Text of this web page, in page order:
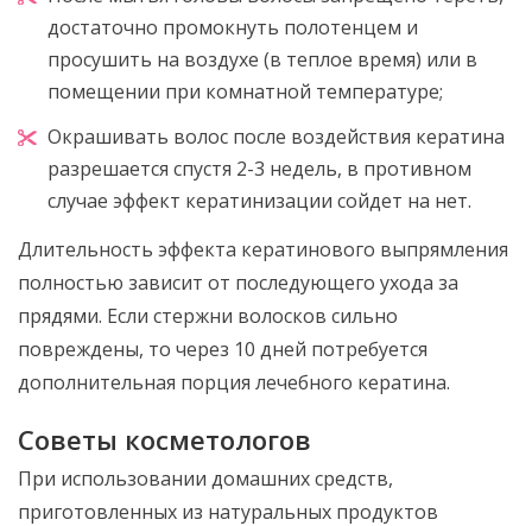
достаточно промокнуть полотенцем и
просушить на воздухе (в теплое время) или в
помещении при комнатной температуре;
Окрашивать волос после воздействия кератина
разрешается спустя 2-3 недель, в противном
случае эффект кератинизации сойдет на нет.
Длительность эффекта кератинового выпрямления
полностью зависит от последующего ухода за
прядями. Если стержни волосков сильно
повреждены, то через 10 дней потребуется
дополнительная порция лечебного кератина.
Советы косметологов
При использовании домашних средств,
приготовленных из натуральных продуктов